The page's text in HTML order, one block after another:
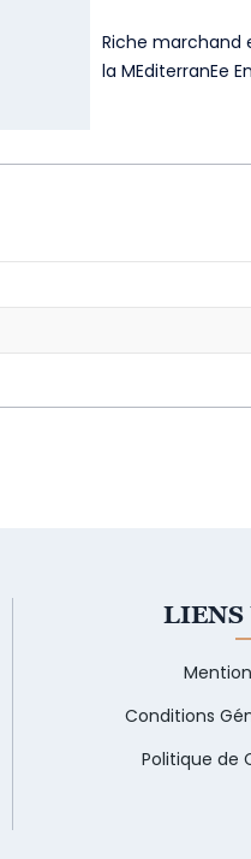
Riche marchand
la MEditerranEe
LIENS
Conditions
Politique de